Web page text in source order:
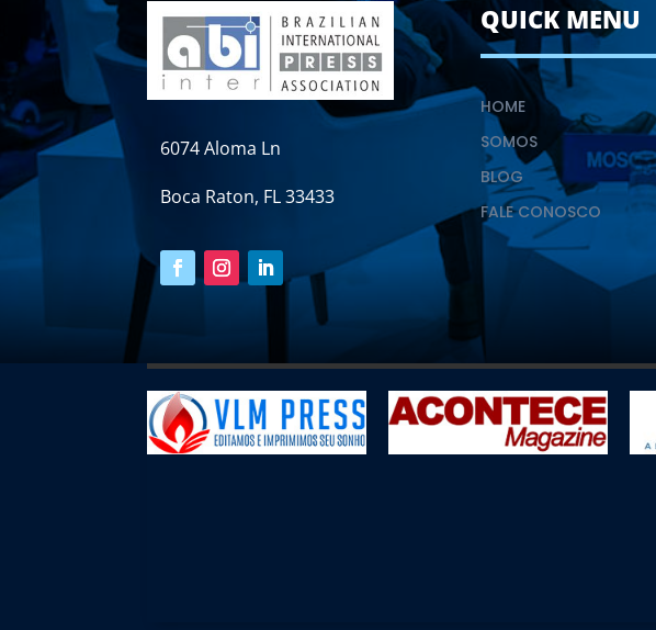
6074 Aloma Ln
Boca Raton, FL 33433
QUICK MENU
HOME
SOMOS
BLOG
FALE CONOSCO